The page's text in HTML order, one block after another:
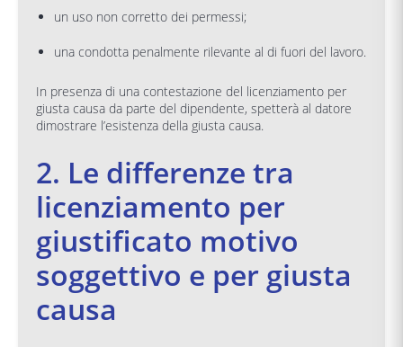
un uso non corretto dei permessi;
una condotta penalmente rilevante al di fuori del lavoro.
In presenza di una contestazione del licenziamento per
giusta causa da parte del dipendente, spetterà al datore
dimostrare l’esistenza della giusta causa.
2. Le differenze tra
licenziamento per
giustificato motivo
soggettivo e per giusta
causa